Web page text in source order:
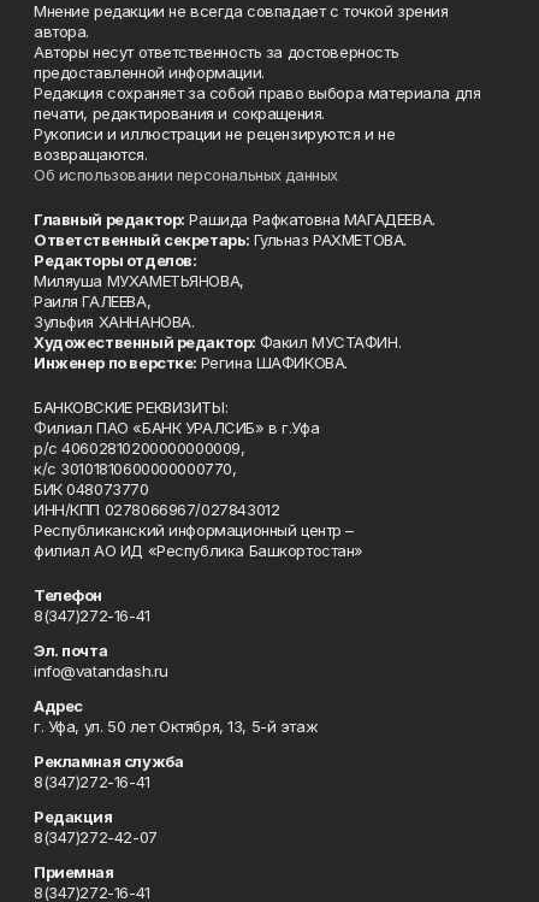
Мнение редакции не всегда совпадает с точкой зрения
автора.
Авторы несут ответственность за достоверность
предоставленной информации.
Редакция сохраняет за собой право выбора материала для
печати, редактирования и сокращения.
Рукописи и иллюстрации не рецензируются и не
возвращаются.
Об использовании персональных данных
Главный редактор: Рашида Рафкатовна МАГАДЕЕВА.
Ответственный секретарь: Гульназ РАХМЕТОВА.
Редакторы отделов:
Миляуша МУХАМЕТЬЯНОВА,
Раиля ГАЛЕЕВА,
Зульфия ХАННАНОВА.
Художественный редактор: Факил МУСТАФИН.
Инженер по верстке: Регина ШАФИКОВА.
БАНКОВСКИЕ РЕКВИЗИТЫ:
Филиал ПАО «БАНК УРАЛСИБ» в г.Уфа
р/с 40602810200000000009,
к/с 30101810600000000770,
БИК 048073770
ИНН/КПП 0278066967/027843012
Республиканский информационный центр –
филиал АО ИД «Республика Башкортостан»
Телефон
8(347)272-16-41
Эл. почта
info@vatandash.ru
Адрес
г. Уфа, ул. 50 лет Октября, 13, 5-й этаж
Рекламная служба
8(347)272-16-41
Редакция
8(347)272-42-07
Приемная
8(347)272-16-41